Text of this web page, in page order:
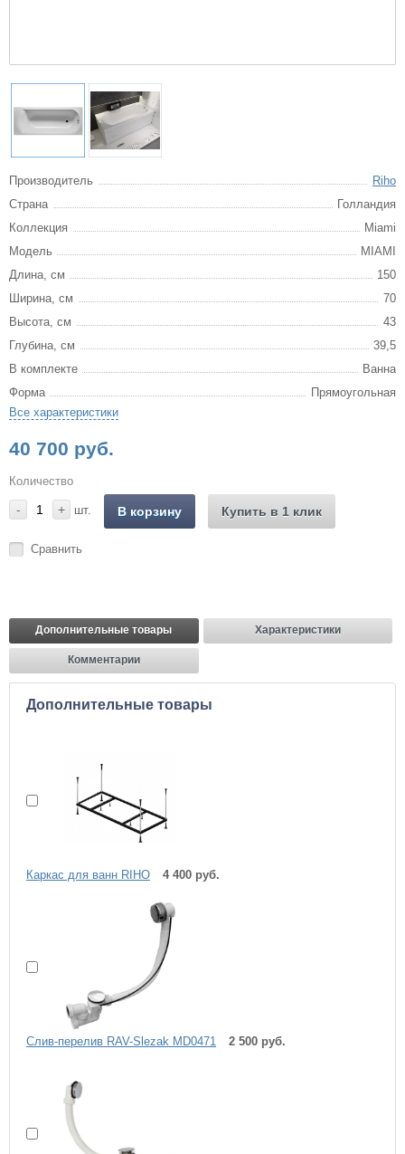
Производитель
Riho
Страна
Голландия
Коллекция
Miami
Модель
MIAMI
Длина, см
150
Ширина, см
70
Высота, см
43
Глубина, см
39,5
В комплекте
Ванна
Форма
Прямоугольная
Все характеристики
40 700 руб.
Количество
- + шт. В корзину Купить в 1 клик
Сравнить
Дополнительные товары Характеристики
Комментарии
Дополнительные товары
Каркас для ванн RIHO 4 400 руб.
Слив-перелив RAV-Slezak MD0471 2 500 руб.